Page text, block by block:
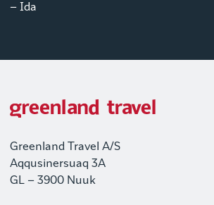
– Ida
Greenland Travel A/S
Aqqusinersuaq 3A
GL – 3900 Nuuk